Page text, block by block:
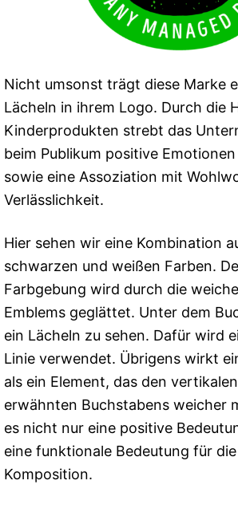
Nicht umsonst trägt diese Marke
Lächeln in ihrem Logo. Durch die
Kinderprodukten strebt das
beim Publikum positive
sowie eine Assoziation mit
Verlässlichkeit.
Hier sehen wir eine Kombination
schwarzen und weißen Farben.
Farbgebung wird durch die
Emblems geglättet. Unter dem
ein Lächeln zu sehen. Dafür wird
Linie verwendet. Übrigens wirkt
als ein Element, das den
erwähnten Buchstabens weicher
es nicht nur eine positive
eine funktionale Bedeutung für
Komposition.